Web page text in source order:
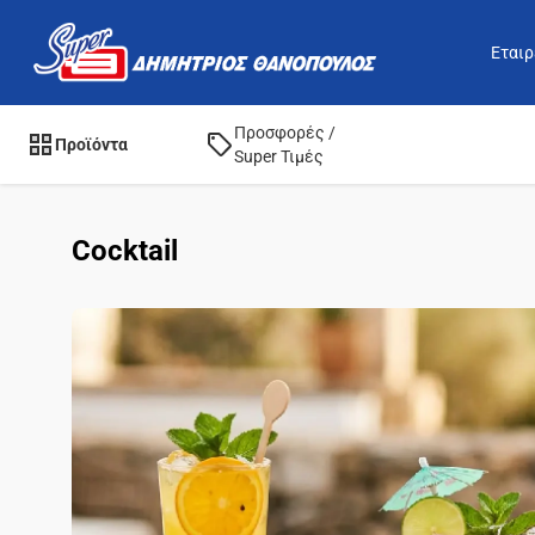
Προϊόντα
Προσφορές /
Super Τιμές
Cocktail